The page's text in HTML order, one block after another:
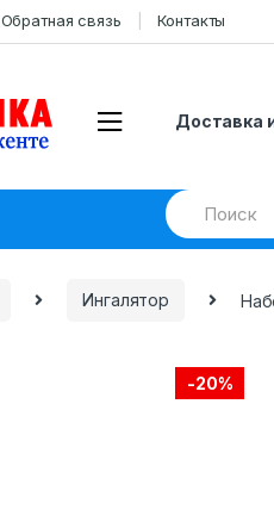
Обратная связь Контакты
Доставка
Search
for:
Ингалятор
-20%